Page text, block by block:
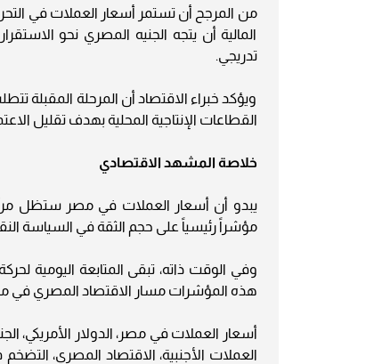
المالية أن يتجه الجنيه المصري نحو
تدريجي.
ويؤكد خبراء الاقتصاد أن المرحلة المقبلة
القطاعات الإنتاجية المحلية بهدف تقليل
خلاصة المشهد الاقتصادي
يبدو أن أسعار العملات في مصر ستظل
مؤشراً رئيسياً على حجم الثقة في السياسة
وفي الوقت ذاته، تبقى المتابعة اليومية
هذه المؤشرات مسار الاقتصاد المصري في
أسعار العملات في مصر، الدولار الأمريكي،
العملات الأجنبية، الاقتصاد المصري، التضخم